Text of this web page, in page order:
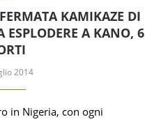
KAMIKAZE DI
A KANO, 6
2014
in Nigeria, con ogni